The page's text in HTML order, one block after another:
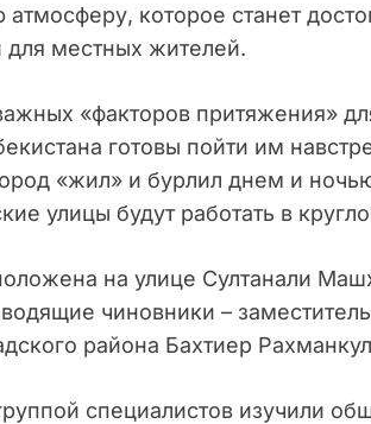
атмосферу, которое станет
для местных жителей.
«факторов притяжения»
готовы пойти им
«жил» и бурлил днем и
улицы будут работать в
на улице Султанали
чиновники –
района Бахтиер
специалистов изучили